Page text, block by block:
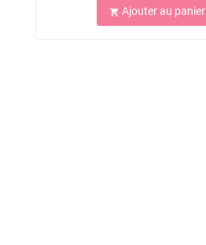
 Ajouter au panier